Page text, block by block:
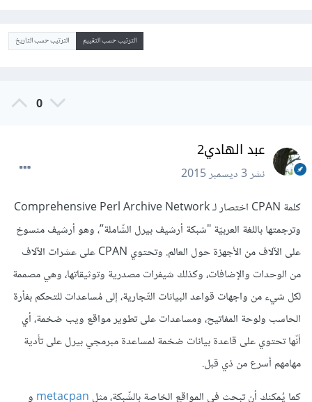
الترتيب حسب التقييم الترتيب حسب التاريخ
0
عبد الهادي2
نشر3 ديسمبر 2015
كلمة CPAN اختصار لـ Comprehensive Perl Archive Network
وترجمتها باللغة العربيّة "شبكة أرشيف بيرل الشّاملة”، وهو أرشيف منسوخ
على الآلاف من الأجهزة حول العالم. وتحتوي CPAN على عشرات الآلاف
من الوحدات والإضافات، وكذلك شيفرات مصدرية وتوثيقاتها، وهي مصممة
لكل شيء من واجهات قواعد البيانات التّجارية، إلى مُساعدات للتحكم بفأرة
الحاسب ولوحة المفاتيح، ومساعدات على تطوير مواقع ويب ضخمة، أي
أنّها تحتوي على قاعدة بيانات ضخمة لمساعدة مبرمجي بيرل على تأدية
مهامهم أسرع من ذي قبل.
كما يُمكنك أن تبحث في المواقع الخاصة بالشّبكة، مثل metacpanو